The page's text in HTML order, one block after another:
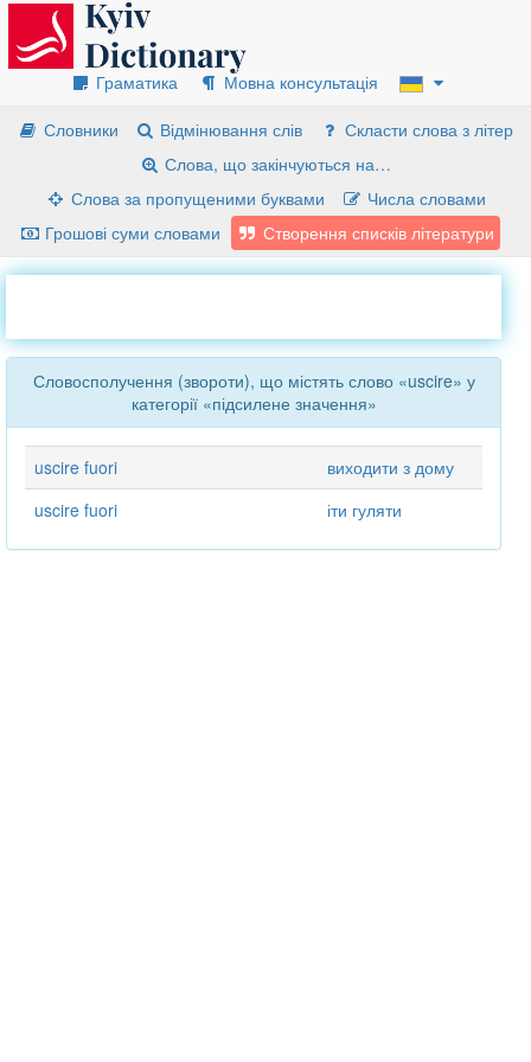
Граматика
Мовна консультація
Словники
Відмінювання слів
Скласти слова з літер
Слова, що закінчуються на…
Слова за пропущеними буквами
Числа словами
Грошові суми словами
Створення списків літератури
Словосполучення (звороти), що містять слово «uscire» у
категорії «підсилене значення»
uscire fuori
виходити з дому
uscire fuori
іти гуляти